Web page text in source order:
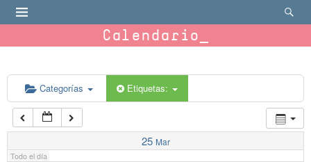
Calendario
Categorías Etiquetas:
25 Mar
Todo el día
6:00 am
7:00 am